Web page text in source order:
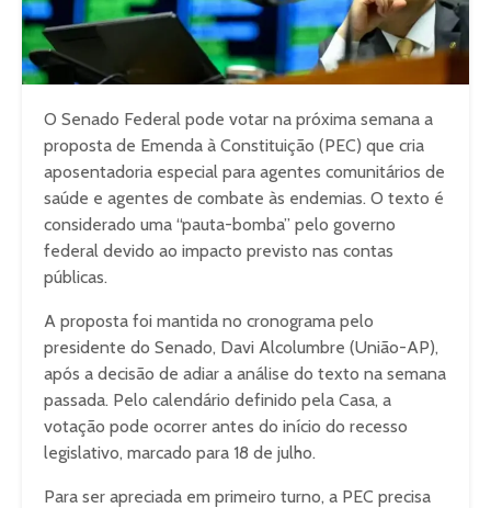
O Senado Federal pode votar na próxima semana a
proposta de Emenda à Constituição (PEC) que cria
aposentadoria especial para agentes comunitários de
saúde e agentes de combate às endemias. O texto é
considerado uma “pauta-bomba” pelo governo
federal devido ao impacto previsto nas contas
públicas.
A proposta foi mantida no cronograma pelo
presidente do Senado, Davi Alcolumbre (União-AP),
após a decisão de adiar a análise do texto na semana
passada. Pelo calendário definido pela Casa, a
votação pode ocorrer antes do início do recesso
legislativo, marcado para 18 de julho.
Para ser apreciada em primeiro turno, a PEC precisa